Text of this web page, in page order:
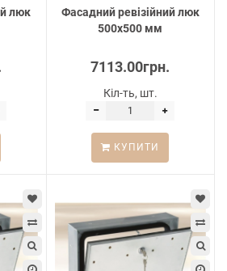
люк
Фасадний ревізійний люк
500х500 мм
7113.00грн.
Кіл-ть, шт.
КУПИТИ